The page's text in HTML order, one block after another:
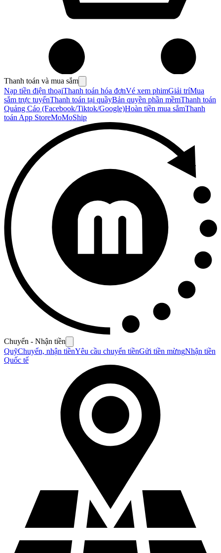
Thanh toán và mua sắm
Nạp tiền điện thoạiThanh toán hóa đơnVé xem phimGiải tríMua
sắm trực tuyếnThanh toán tại quầyBản quyền phần mềmThanh toán
Quảng Cáo (Facebook/Tiktok/Google)Hoàn tiền mua sắmThanh
toán App StoreMoMoShip
Chuyển - Nhận tiền
QuỹChuyển, nhận tiềnYêu cầu chuyển tiềnGửi tiền mừngNhận tiền
Quốc tế